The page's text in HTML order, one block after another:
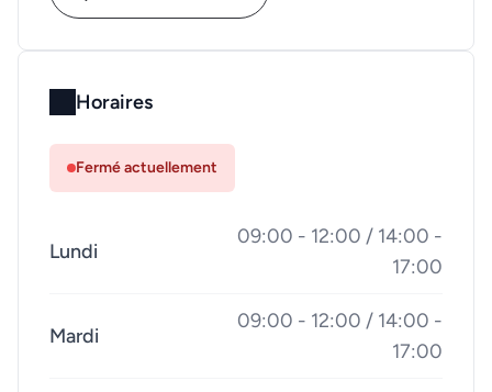
Horaires
Fermé actuellement
Lundi
09:00 - 12:00 / 14:00 -
17:00
Mardi
09:00 - 12:00 / 14:00 -
17:00